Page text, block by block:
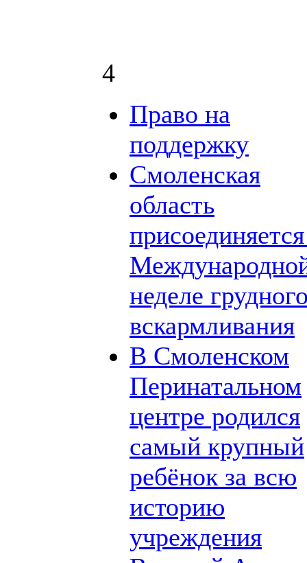
4
Право на
поддержку
Смоленская
область
неделе
вскармливания
В Смоленском
Перинатальном
центре родился
самый крупный
ребёнок за всю
историю
учреждения